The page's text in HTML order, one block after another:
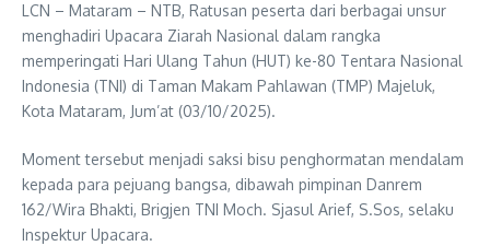
LCN – Mataram – NTB, Ratusan peserta dari berbagai unsur
menghadiri Upacara Ziarah Nasional dalam rangka
memperingati Hari Ulang Tahun (HUT) ke-80 Tentara Nasional
Indonesia (TNI) di Taman Makam Pahlawan (TMP) Majeluk,
Kota Mataram, Jum’at (03/10/2025).
Moment tersebut menjadi saksi bisu penghormatan mendalam
kepada para pejuang bangsa, dibawah pimpinan Danrem
162/Wira Bhakti, Brigjen TNI Moch. Sjasul Arief, S.Sos, selaku
Inspektur Upacara.